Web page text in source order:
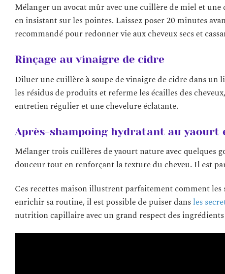
Mélanger un avocat mûr avec une cuillère de miel et une
en insistant sur les pointes. Laissez poser 20 minutes
recommandé pour redonner vie aux cheveux secs et
Rinçage au vinaigre de cidre
Diluer une cuillère à soupe de vinaigre de cidre dans
les résidus de produits et referme les écailles des
entretien régulier et une chevelure éclatante.
Après-shampoing hydratant au yaourt
Mélanger trois cuillères de yaourt nature avec quelques
douceur tout en renforçant la texture du cheveu. Il est
Ces recettes maison illustrent parfaitement comment
enrichir sa routine, il est possible de puiser dansles
nutrition capillaire avec un grand respect des